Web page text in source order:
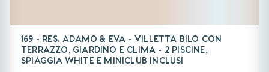
169 - RES. ADAMO & EVA - VILLETTA BILO CON
TERRAZZO, GIARDINO E CLIMA - 2 PISCINE,
SPIAGGIA WHITE E MINICLUB INCLUSI